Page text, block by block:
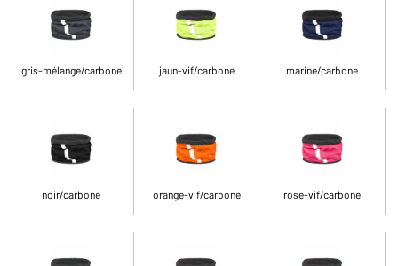
gris-mélange/carbone jaun-vif/carbone marine/carbone
noir/carbone orange-vif/carbone rose-vif/carbone